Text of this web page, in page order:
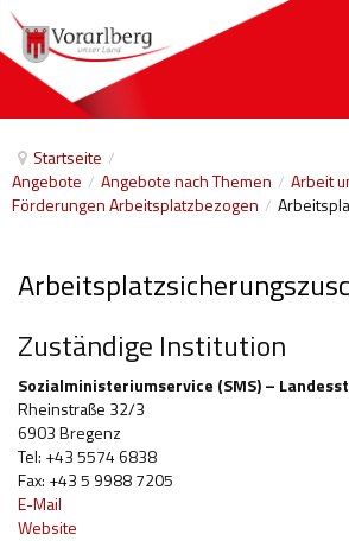
Startseite /
Angebote / Angebote nach Themen / Arbeit
Förderungen Arbeitsplatzbezogen /
Zuständige Institution
Sozialministeriumservice (SMS) –
Rheinstraße 32/3
6903 Bregenz
Tel: +43 5574 6838
Fax: +43 5 9988 7205
E-Mail
Website
Home
Angebote nach Themen
Barrierefreiheit
Freizeit
Gesetze und Verordnungen
Gesetzliche Vertretungen
Gesundheitliche Rehabilitation
Anbieter
Veranstaltungen